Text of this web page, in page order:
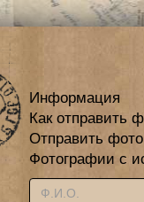
Информация
Как отправить
Отправить
Фотографии с